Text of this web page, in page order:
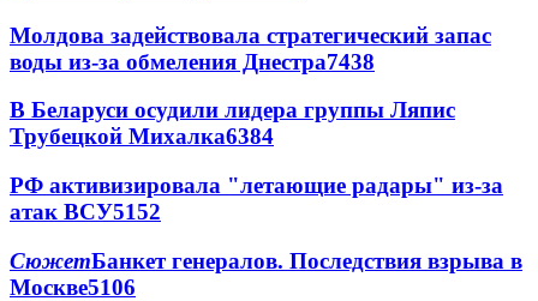
Молдова задействовала стратегический запас
воды из-за обмеления Днестра7438
В Беларуси осудили лидера группы Ляпис
Трубецкой Михалка6384
РФ активизировала "летающие радары" из-за
атак ВСУ5152
СюжетБанкет генералов. Последствия взрыва в
Москве5106